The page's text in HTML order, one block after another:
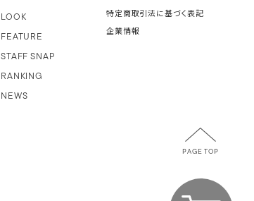
LOOK
FEATURE
STAFF SNAP
RANKING
NEWS
特定商取引法に基づく表記
企業情報
PAGE TOP